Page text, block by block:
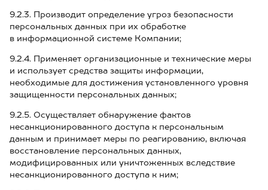
9.2.3. Производит определение угроз безопасности
персональных данных при их обработке
в информационной системе Компании;
9.2.4. Применяет организационные и технические меры
и использует средства защиты информации,
необходимые для достижения установленного уровня
защищенности персональных данных;
9.2.5. Осуществляет обнаружение фактов
несанкционированного доступа к персональным
данным и принимает меры по реагированию, включая
восстановление персональных данных,
модифицированных или уничтоженных вследствие
несанкционированного доступа к ним;